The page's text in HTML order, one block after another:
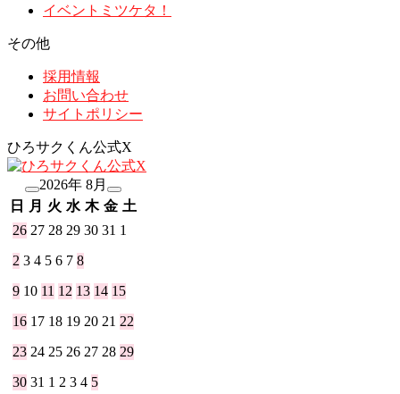
イベントミツケタ！
その他
採用情報
お問い合わせ
サイトポリシー
ひろサクくん公式X
2026年 8月
日
月 火 水 木 金 土
26 27 28 29 30 31 1
2 3 4 5 6 7 8
9 10 11 12 13 14 15
16 17 18 19 20 21 22
23 24 25 26 27 28 29
30 31 1 2 3 4 5